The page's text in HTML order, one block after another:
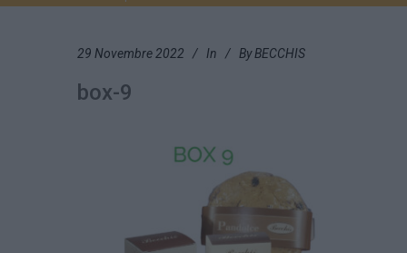
29 Novembre 2022 In By BECCHIS
box-9